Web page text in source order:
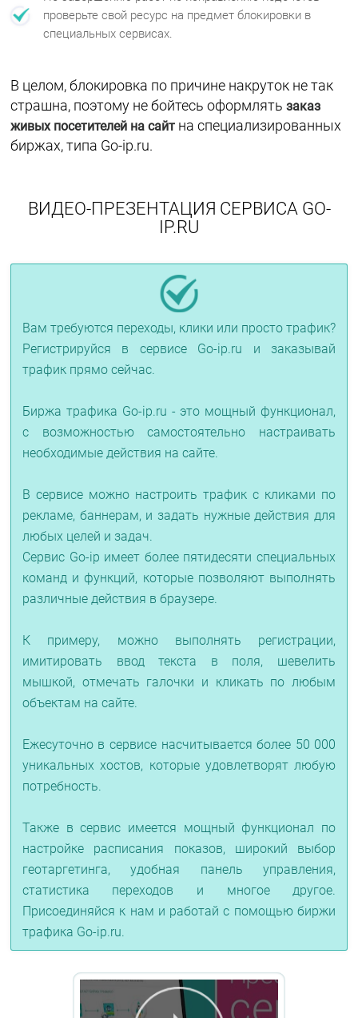
проверьте свой ресурс на предмет блокировки в
специальных сервисах.
В целом, блокировка по причине накруток не так
страшна, поэтому не бойтесь оформлятьзаказ
живых посетителей на сайт на специализированных
биржах, типа Go-ip.ru.
ВИДЕО-ПРЕЗЕНТАЦИЯ СЕРВИСА GO-
IP.RU
Вам требуются переходы, клики или просто трафик?
Регистрируйся в сервисе Go-ip.ru и заказывай
трафик прямо сейчас.
Биржа трафика Go-ip.ru - это мощный функционал,
с возможностью самостоятельно настраивать
необходимые действия на сайте.
В сервисе можно настроить трафик с кликами по
рекламе, баннерам, и задать нужные действия для
любых целей и задач.
Сервис Go-ip имеет более пятидесяти специальных
команд и функций, которые позволяют выполнять
различные действия в браузере.
К примеру, можно выполнять регистрации,
имитировать ввод текста в поля, шевелить
мышкой, отмечать галочки и кликать по любым
объектам на сайте.
Ежесуточно в сервисе насчитывается более 50 000
уникальных хостов, которые удовлетворят любую
потребность.
Также в сервис имеется мощный функционал по
настройке расписания показов, широкий выбор
геотаргетинга, удобная панель управления,
статистика переходов и многое другое.
Присоединяйся к нам и работай с помощью биржи
трафика Go-ip.ru.